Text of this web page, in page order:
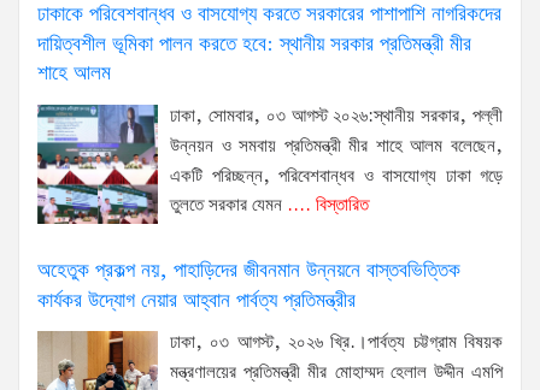
ঢাকাকে পরিবেশবান্ধব ও বাসযোগ্য করতে সরকারের পাশাপাশি নাগরিকদের
দায়িত্বশীল ভূমিকা পালন করতে হবে: স্থানীয় সরকার প্রতিমন্ত্রী মীর
শাহে আলম
ঢাকা, সোমবার, ০৩ আগস্ট ২০২৬:স্থানীয় সরকার, পল্লী
উন্নয়ন ও সমবায় প্রতিমন্ত্রী মীর শাহে আলম বলেছেন,
একটি পরিচ্ছন্ন, পরিবেশবান্ধব ও বাসযোগ্য ঢাকা গড়ে
তুলতে সরকার যেমন .... বিস্তারিত
অহেতুক প্রকল্প নয়, পাহাড়িদের জীবনমান উন্নয়নে বাস্তবভিত্তিক
কার্যকর উদ্যোগ নেয়ার আহ্বান পার্বত্য প্রতিমন্ত্রীর
ঢাকা, ০৩ আগস্ট, ২০২৬ খ্রি.।পার্বত্য চট্টগ্রাম বিষয়ক
মন্ত্রণালয়ের প্রতিমন্ত্রী মীর মোহাম্মদ হেলাল উদ্দীন এমপি